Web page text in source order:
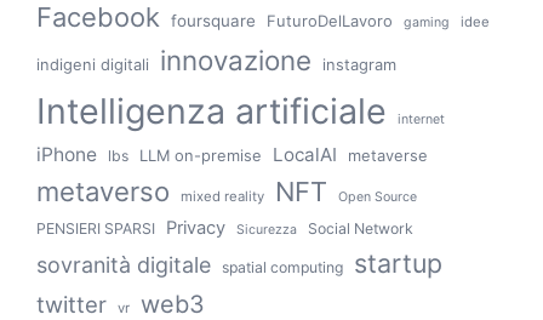
Facebook foursquare FuturoDelLavoro gaming idee
indigeni digitali innovazione instagram
Intelligenza artificiale internet
iPhone lbs LLM on-premise LocalAI metaverse
metaverso mixed reality NFT Open Source
PENSIERI SPARSI Privacy Sicurezza Social Network
sovranità digitale spatial computing startup
twitter vr web3